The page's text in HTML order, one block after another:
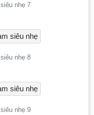
nhẹ 7
nhẹ 8
nhẹ 9